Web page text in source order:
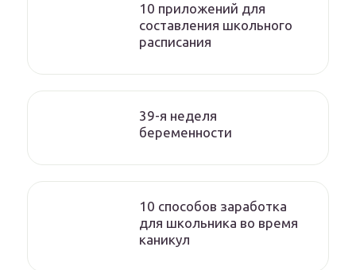
10 приложений для
составления школьного
расписания
39-я неделя
беременности
10 способов заработка
для школьника во время
каникул